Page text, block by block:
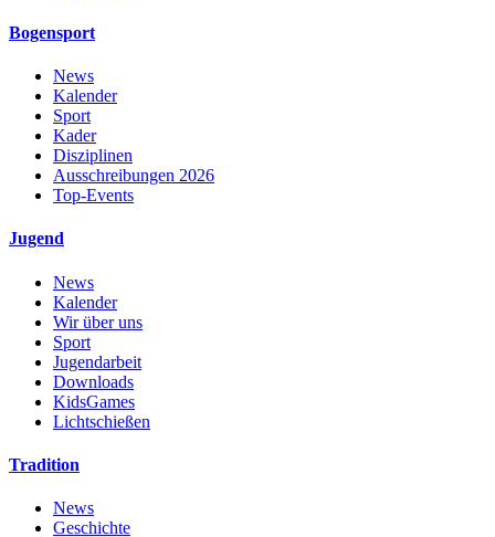
Bogensport
News
Kalender
Sport
Kader
Disziplinen
Ausschreibungen 2026
Top-Events
Jugend
News
Kalender
Wir über uns
Sport
Jugendarbeit
Downloads
KidsGames
Lichtschießen
Tradition
News
Geschichte